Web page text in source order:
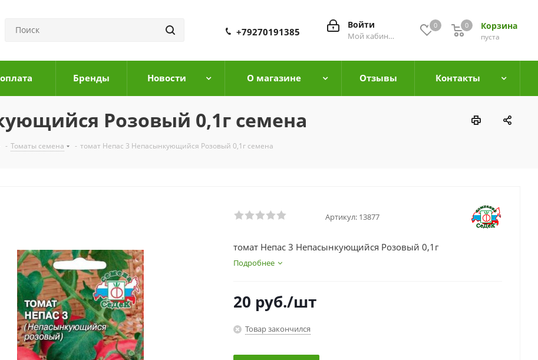
0 Корзина
0
пуста
0
Войти
Мой кабинет
+79270191385
Бренды Новости О магазине Отзывы Контакты
Розовый 0,1г семена
- Томаты семена - томат Непас 3 Непасынкующийся Розовый 0,1г семена
Артикул: 13877
томат Непас 3 Непасынкующийся Розовый 0,1г
Подробнее
20 руб./шт
Товар закончился